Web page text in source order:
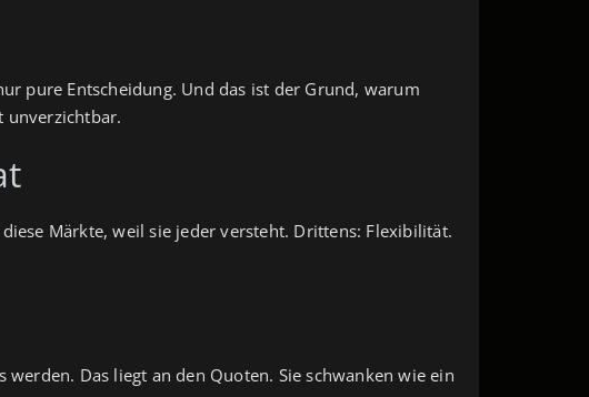
pure Entscheidung. Und das ist der Grund, warum
unverzichtbar.
Märkte, weil sie jeder versteht. Drittens: Flexibilität.
Das liegt an den Quoten. Sie schwanken wie ein